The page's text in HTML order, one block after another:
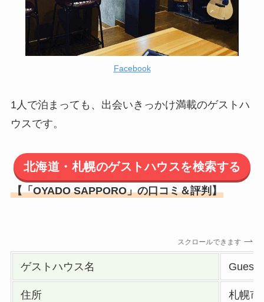
Facebook
1人で泊まっても、出会いきっかけ満載のゲストハ
ウスです。
北海道・札幌のゲストハウスを検索する
【「OYADO SAPPORO」の口コミ＆評判】
スクロールできます
ゲストハウス名
住所 札幌市